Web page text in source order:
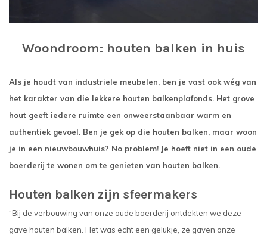
Woondroom: houten balken in huis
Als je houdt van industriele meubelen, ben je vast ook wég van
het karakter van die lekkere houten balkenplafonds. Het grove
hout geeft iedere ruimte een onweerstaanbaar warm en
authentiek gevoel. Ben je gek op die houten balken, maar woon
je in een nieuwbouwhuis? No problem! Je hoeft niet in een oude
boerderij te wonen om te genieten van houten balken.
Houten balken zijn sfeermakers
“Bij de verbouwing van onze oude boerderij ontdekten we deze
gave houten balken. Het was echt een gelukje, ze gaven onze